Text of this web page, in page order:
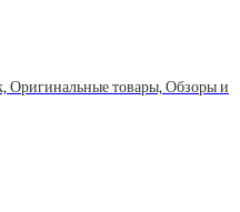
Оригинальные товары, Обзоры и